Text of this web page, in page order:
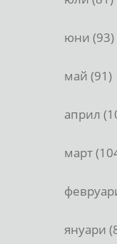
юни (93)
май (91)
април
март
януари